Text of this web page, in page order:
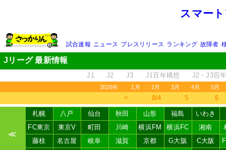
スマー
試合速報 ニュース プレスリリース ランキング 故障者
Jリーグ 最新情報
J1 J2 J3 J1百年構想 J2・J3百
2026年 1月 2月 3月 4月 5月
＜ 8/4 5 6
≪
札幌 八戸 仙台 秋田 山形 福島
いわき
FC東京
東京V 町田 川崎 横浜FM 横浜FC 湘南
藤枝
名古屋 岐阜 滋賀 京都 G大阪 C大阪